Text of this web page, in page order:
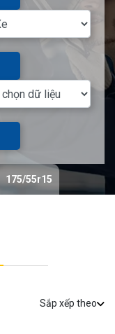
175/55r15
Sắp xếp theo